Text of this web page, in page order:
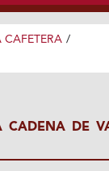
/
CADENA DE